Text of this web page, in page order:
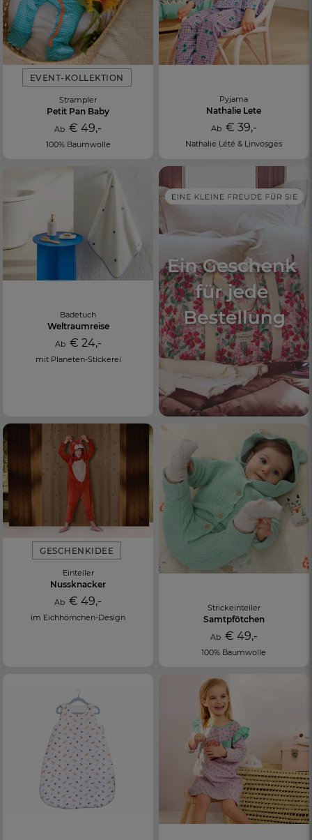
EVENT-KOLLEKTION
Strampler
Petit Pan Baby
Ab€ 49,-
100% Baumwolle
Pyjama
Nathalie Lete
Ab € 39,-
Nathalie Lété & Linvosges
Badetuch
Weltraumreise
Ab € 24,-
mit Planeten-Stickerei
GESCHENKIDEE
Einteiler
Nussknacker
Ab€ 49,-
im Eichhörnchen-Design
Strickeinteiler
Samtpfötchen
Ab € 49,-
100% Baumwolle